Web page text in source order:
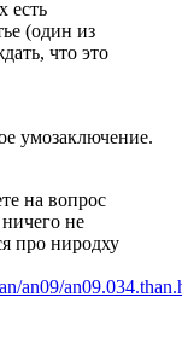
есть
(один из
что это
умозаключение.
на вопрос
не
про ниродху
an09/